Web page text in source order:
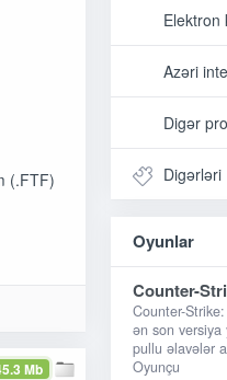
(.FTF)
Mb
Elektron
Azəri
Digər
Digərləri
Oyunlar
Counter-
Counter-
ən son versiya
pullu əlavələr
Oyunçu